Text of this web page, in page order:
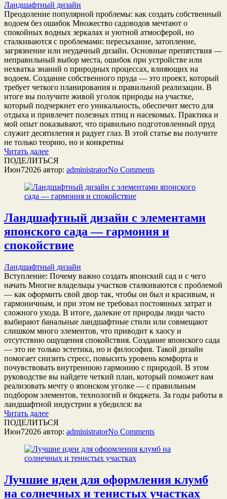
Ландшафтный дизайн
Преодоление популярной проблемы: как создать собственный
водоем без ошибок Множество садоводов мечтают о
спокойных водных зеркалах и уютной атмосферой, но
сталкиваются с проблемами: пересыхание, затопление,
загрязнение или неудачный дизайн. Основные препятствия —
неправильный выбор места, ошибок при устройстве или
нехватка знаний о природных процессах, влияющих на
водоем. Создание собственного пруда — это проект, который
требует четкого планирования и правильной реализации. В
итоге вы получите живой уголок природы на участке,
который подчеркнет его уникальность, обеспечит место для
отдыха и привлечет полезных птиц и насекомых. Практика и
мой опыт показывают, что правильно подготовленный пруд
служит десятилетия и радует глаз. В этой статье вы получите
не только теорию, но и конкретны
Читать далее
ПОДЕЛИТЬСЯ
Июн72026 автор: administratorNo Comments
Ландшафтный дизайн с элементами
японского сада — гармония и
спокойствие
Ландшафтный дизайн
Вступление: Почему важно создать японский сад и с чего
начать Многие владельцы участков сталкиваются с проблемой
— как оформить свой двор так, чтобы он был и красивым, и
гармоничным, и при этом не требовал постоянных затрат и
сложного ухода. В итоге, далекие от природы люди часто
выбирают банальные ландшафтные стили или совмещают
слишком много элементов, что приводит к хаосу и
отсутствию ощущения спокойствия. Создание японского сада
— это не только эстетика, но и философия. Такой дизайн
помогает снизить стресс, повысить уровень комфорта и
почувствовать внутреннюю гармонию с природой. В этом
руководстве вы найдете четкий план, который поможет вам
реализовать мечту о японском уголке — с правильным
подбором элементов, технологий и бюджета. За годы работы в
ландшафтной индустрии я убедился: ва
Читать далее
ПОДЕЛИТЬСЯ
Июн72026 автор: administratorNo Comments
Лучшие идеи для оформления клумб
на солнечных и тенистых участках